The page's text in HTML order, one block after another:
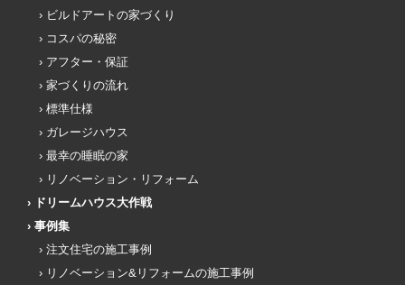
ビルドアートの家づくり
コスパの秘密
アフター・保証
家づくりの流れ
標準仕様
ガレージハウス
最幸の睡眠の家
リノベーション・リフォーム
ドリームハウス大作戦
事例集
注文住宅の施工事例
リノベーション&リフォームの施工事例